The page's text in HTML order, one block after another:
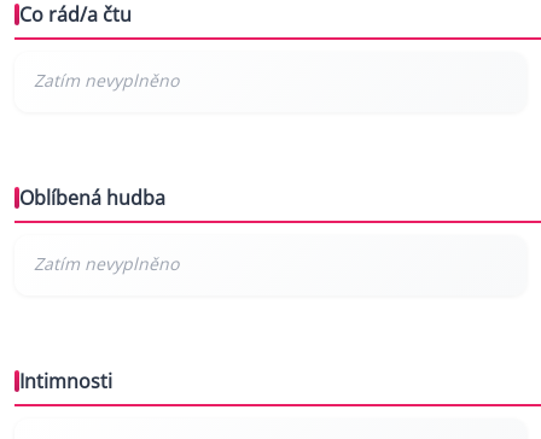
Co rád/a čtu
Oblíbená hudba
Intimnosti